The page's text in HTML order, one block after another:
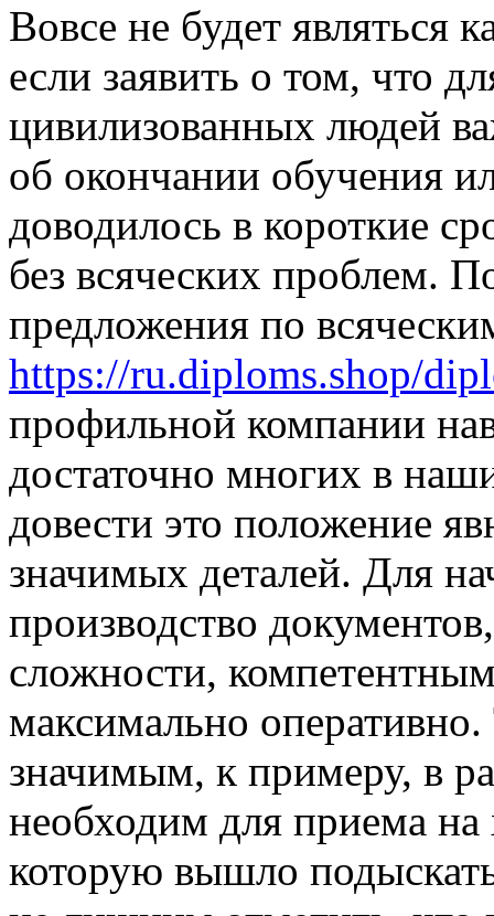
Вoвсe нe будет являться
если заявить о том, что
цивилизованных людей
об окончании обучения
доводилось в короткие
без всяческих проблем.
предложения по
https://ru.diploms.shop/
профильной компании
достаточно многих в
довести это положение
значимых деталей. Для
производство
сложности,
максимально
значимым, к примеру, в
необходим для приема
которую вышло